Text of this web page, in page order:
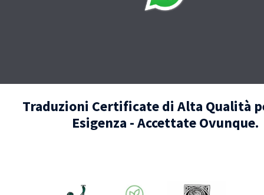
Traduzioni Certificate di Alta Qualità
Esigenza - Accettate Ovunque.